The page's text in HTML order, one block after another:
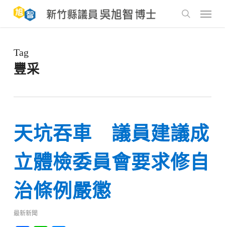
main
Menu
Tag
豐采
天坑吞車 議員建議成
立體檢委員會要求修自
治條例嚴懲
最新新聞